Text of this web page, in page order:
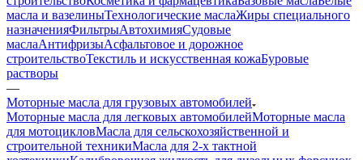
масла и вазелиныТехнологические маслаЖиры специального
назначенияФильтрыАвтохимияСудовые
маслаАнтифризыАсфальтовое и дорожное
строительствоТекстиль и искусственная кожаБуровые
растворы
—
Моторные масла для грузовых автомобилей
Моторные масла для легковых автомобилейМоторные масла
для мотоцикловМасла для сельскохозяйственной и
строительной техникиМасла для 2-х тактной